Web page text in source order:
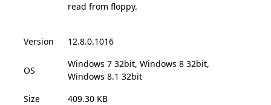
read from floppy.
Version 12.8.0.1016
OS
Windows 7 32bit, Windows 8 32bit,
Windows 8.1 32bit
Size
409.30 KB